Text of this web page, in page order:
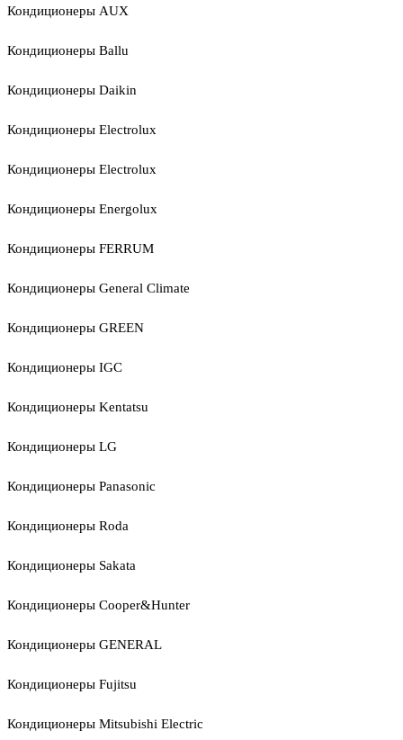
Кондиционеры AUX
Кондиционеры Ballu
Кондиционеры Daikin
Кондиционеры Electrolux
Кондиционеры Electrolux
Кондиционеры Energolux
Кондиционеры FERRUM
Кондиционеры General Climate
Кондиционеры GREEN
Кондиционеры IGC
Кондиционеры Kentatsu
Кондиционеры LG
Кондиционеры Panasonic
Кондиционеры Roda
Кондиционеры Sakata
Кондиционеры Cooper&Hunter
Кондиционеры GENERAL
Кондиционеры Fujitsu
Кондиционеры Mitsubishi Electric